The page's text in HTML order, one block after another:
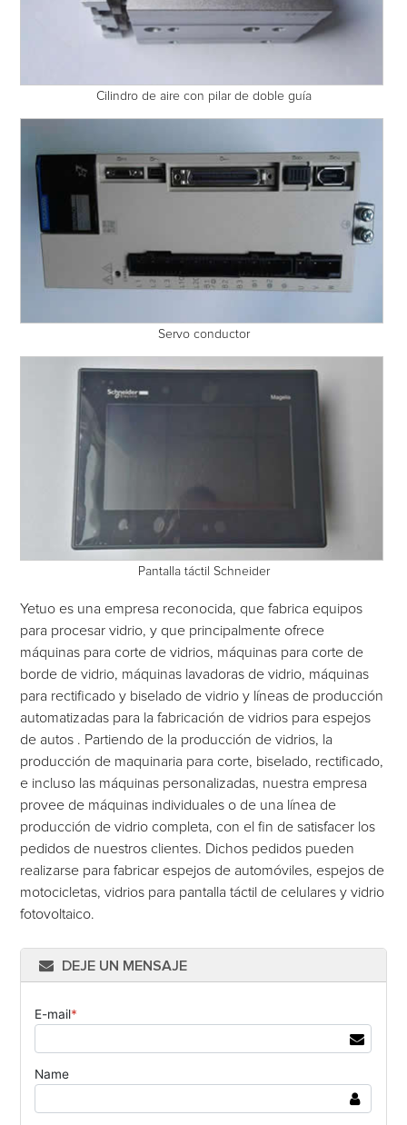
Cilindro de aire con pilar de doble guía
Servo conductor
Pantalla táctil Schneider
Yetuo es una empresa reconocida, que fabrica equipos
para procesar vidrio, y que principalmente ofrece
máquinas para corte de vidrios, máquinas para corte de
borde de vidrio, máquinas lavadoras de vidrio, máquinas
para rectificado y biselado de vidrio y líneas de producción
automatizadas para la fabricación de vidrios para espejos
de autos . Partiendo de la producción de vidrios, la
producción de maquinaria para corte, biselado, rectificado,
e incluso las máquinas personalizadas, nuestra empresa
provee de máquinas individuales o de una línea de
producción de vidrio completa, con el fin de satisfacer los
pedidos de nuestros clientes. Dichos pedidos pueden
realizarse para fabricar espejos de automóviles, espejos de
motocicletas, vidrios para pantalla táctil de celulares y vidrio
fotovoltaico.
DEJE UN MENSAJE